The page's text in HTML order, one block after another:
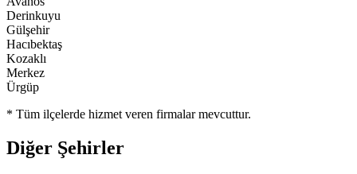
Derinkuyu
Gülşehir
Hacıbektaş
Kozaklı
Merkez
Ürgüp
* Tüm ilçelerde hizmet veren firmalar mevcuttur.
Diğer Şehirler